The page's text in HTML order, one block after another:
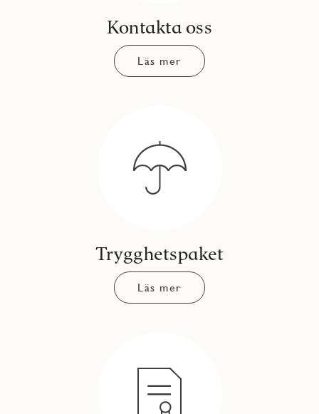
Kontakta oss
Läs mer
Trygghetspaket
Läs mer